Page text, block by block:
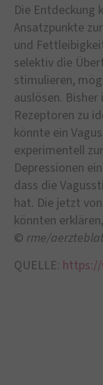
Die Entdeckung
Ansatzpunkte
und
selektiv die
stimulieren,
auslösen.
Rezeptoren zu
könnte ein
experimentell
Depressionen
dass die
hat. Die jetzt
könnten
© rme/
QUELLE: